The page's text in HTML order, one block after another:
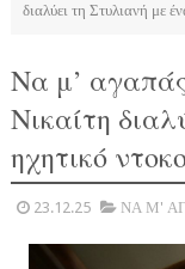
διαλύει τη Στυλιανή με
Να μ’
Νικαίτη
ηχητικό
23.12.25 ΝΑ Μ'